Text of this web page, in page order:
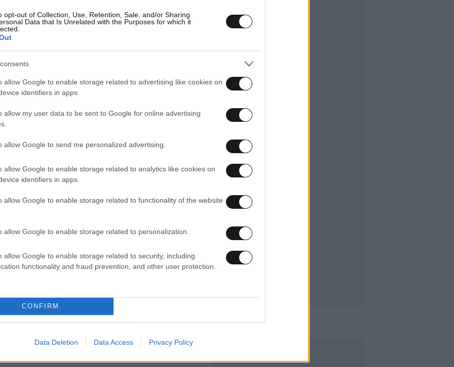
opt-out of Collection, Use, Retention, Sale, and/or Sharing
Data that Is Unrelated with the Purposes for which it
allow Google to enable storage related to advertising like cookies on
identifiers in apps.
allow my user data to be sent to Google for online advertising
allow Google to send me personalized advertising.
allow Google to enable storage related to analytics like cookies on
identifiers in apps.
allow Google to enable storage related to functionality of the website
allow Google to enable storage related to personalization.
allow Google to enable storage related to security, including
functionality and fraud prevention, and other user protection.
CONFIRM
Data Deletion Data Access Privacy Policy
ΑΘΛΗΤΙΚΑ ΟΛΑ ΤΑ ΑΡΘΡΑ